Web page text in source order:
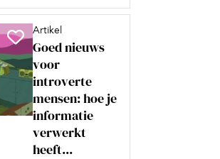
Artikel
Goed nieuws
voor
introverte
mensen: hoe je
informatie
verwerkt
heeft...